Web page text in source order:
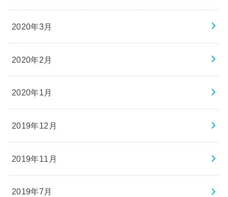
2020年3月
2020年2月
2020年1月
2019年12月
2019年11月
2019年7月